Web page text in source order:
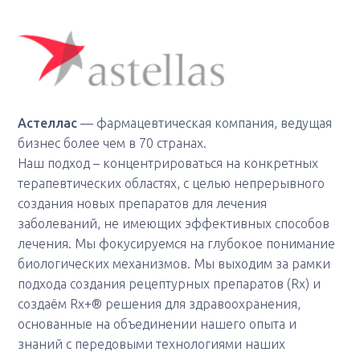
Астеллас — фармацевтическая компания, ведущая
бизнес более чем в 70 странах.
Наш подход – концентрироваться на конкретных
терапевтических областях, с целью непрерывного
создания новых препаратов для лечения
заболеваний, не имеющих эффективных способов
лечения. Мы фокусируемся на глубокое понимание
биологических механизмов. Мы выходим за рамки
подхода создания рецептурных препаратов (Rx) и
создаём Rx+® решения для здравоохранения,
основанные на объединении нашего опыта и
знаний с передовыми технологиями наших